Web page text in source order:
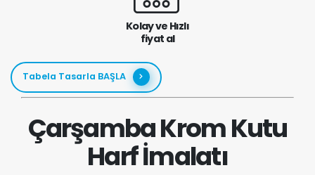
Kolay ve Hızlı
fiyat al
Tabela Tasarla BAŞLA
Çarşamba Krom Kutu
Harf İmalatı